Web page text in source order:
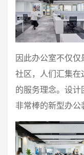
因此办公室不仅
社区，人们汇集
的服务理念。设
非常棒的新型办公